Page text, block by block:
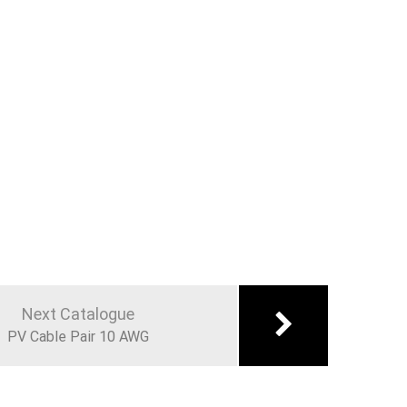
Next Catalogue
PV Cable Pair 10 AWG